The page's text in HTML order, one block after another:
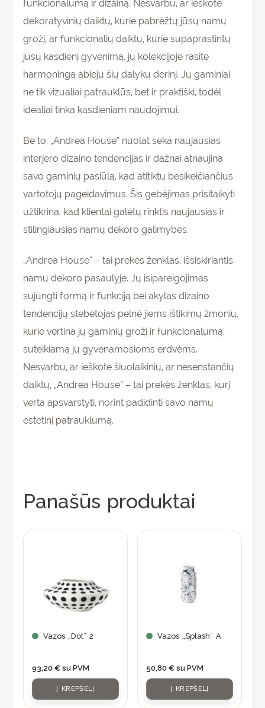
funkcionalumą ir dizainą. Nesvarbu, ar ieškote
dekoratyvinių daiktų, kurie pabrėžtų jūsų namų
grožį, ar funkcionalių daiktų, kurie supaprastintų
jūsų kasdienį gyvenimą, jų kolekcijoje rasite
harmoningą abiejų šių dalykų derinį. Jų gaminiai
ne tik vizualiai patrauklūs, bet ir praktiški, todėl
idealiai tinka kasdieniam naudojimui.
Be to, „Andrea House” nuolat seka naujausias
interjero dizaino tendencijas ir dažnai atnaujina
savo gaminių pasiūlą, kad atitiktų besikeičiančius
vartotojų pageidavimus. Šis gebėjimas prisitaikyti
užtikrina, kad klientai galėtų rinktis naujausias ir
stilingiausias namų dekoro galimybes.
„Andrea House” – tai prekės ženklas, išsiskiriantis
namų dekoro pasaulyje. Jų įsipareigojimas
sujungti formą ir funkciją bei akylas dizaino
tendencijų stebėtojas pelnė jiems ištikimų žmonių,
kurie vertina jų gaminių grožį ir funkcionalumą,
suteikiamą jų gyvenamosioms erdvėms.
Nesvarbu, ar ieškote šiuolaikinių, ar nesenstančių
daiktų, „Andrea House” – tai prekės ženklas, kurį
verta apsvarstyti, norint padidinti savo namų
estetinį patrauklumą.
Panašūs produktai
Vazos „Dot” 2
93,20 € su PVM
Į KREPŠELĮ
Vazos „Splash” A
50,80 € su PVM
Į KREPŠELĮ